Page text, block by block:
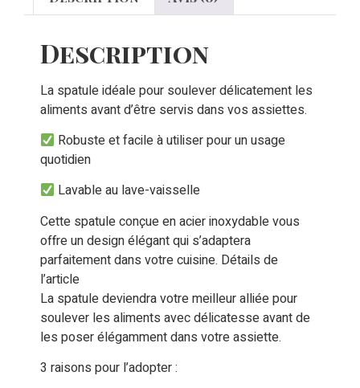
Description
La spatule idéale pour soulever délicatement les
aliments avant d’être servis dans vos assiettes.
Robuste et facile à utiliser pour un usage
quotidien
Lavable au lave-vaisselle
Cette spatule conçue en acier inoxydable vous
offre un design élégant qui s’adaptera
parfaitement dans votre cuisine. Détails de
l’article
La spatule deviendra votre meilleur alliée pour
soulever les aliments avec délicatesse avant de
les poser élégamment dans votre assiette.
3 raisons pour l’adopter :